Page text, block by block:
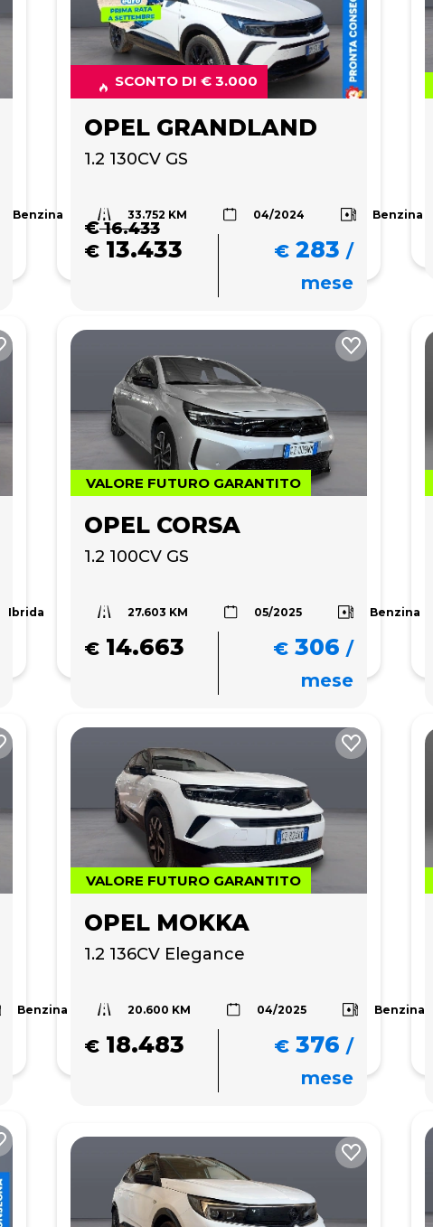
Benzina
SCONTO DI € 3.000
OPEL GRANDLAND
1.2 130CV GS
33.752 KM 04/2024 Benzina
€16.433
€ 13.433 € 283 /
mese
Ibrida
VALORE FUTURO GARANTITO
OPEL CORSA
1.2 100CV GS
27.603 KM 05/2025 Benzina
€ 14.663 € 306 /
mese
Benzina
VALORE FUTURO GARANTITO
OPEL MOKKA
1.2 136CV Elegance
20.600 KM 04/2025 Benzina
€ 18.483 € 376 /
mese